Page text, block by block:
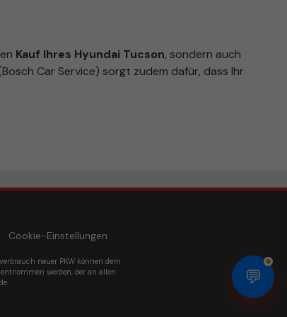
Kauf Ihres Hyundai Tucson, sondern auch
Car Service) sorgt zudem dafür, dass Ihr
Cookie-Einstellungen
💬
neuer PKW können dem
werden, der an allen